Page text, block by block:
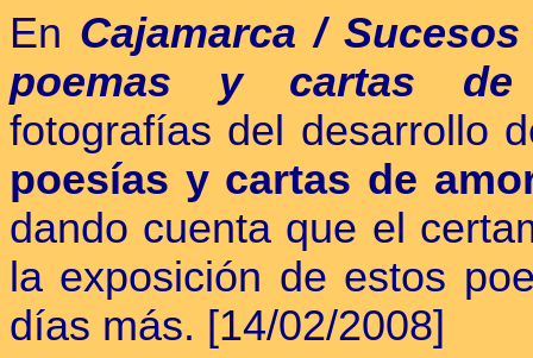
En Cajamarca /
poemas y cartas de
fotografías del desarrollo
poesías y cartas de
dando cuenta que el
la exposición de estos
días más. [14/02/2008]